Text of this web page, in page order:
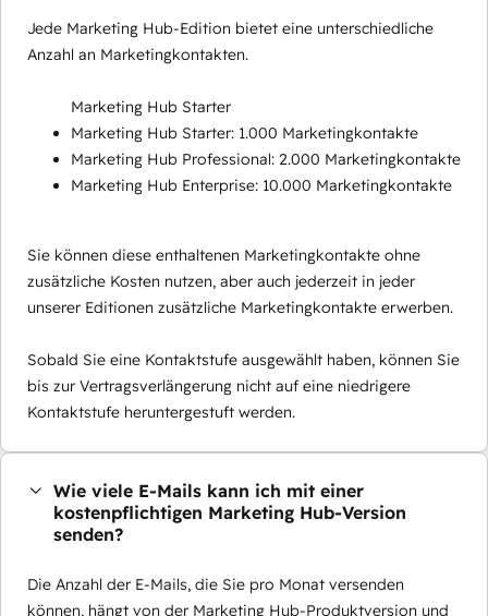
Jede Marketing Hub-Edition bietet eine unterschiedliche
Anzahl an Marketingkontakten.
Marketing Hub Starter
Marketing Hub Starter: 1.000 Marketingkontakte
Marketing Hub Professional: 2.000 Marketingkontakte
Marketing Hub Enterprise: 10.000 Marketingkontakte
Sie können diese enthaltenen Marketingkontakte ohne
zusätzliche Kosten nutzen, aber auch jederzeit in jeder
unserer Editionen zusätzliche Marketingkontakte erwerben.
Sobald Sie eine Kontaktstufe ausgewählt haben, können Sie
bis zur Vertragsverlängerung nicht auf eine niedrigere
Kontaktstufe heruntergestuft werden.
Wie viele E-Mails kann ich mit einer
kostenpflichtigen Marketing Hub-Version
senden?
Die Anzahl der E-Mails, die Sie pro Monat versenden
können, hängt von der Marketing Hub-Produktversion und